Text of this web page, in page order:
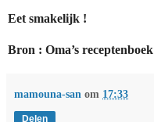
Eet smakelijk !
Bron : Oma’s receptenboek
mamouna-san om 17:33
Delen